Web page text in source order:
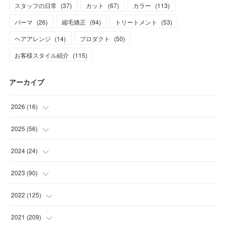
スタッフの日常 (37) カット (67) カラー (113)
パーマ (26) 縮毛矯正 (94) トリートメント (53)
ヘアアレンジ (14) プロダクト (50)
お客様スタイル紹介 (115)
アーカイブ
2026 (16)
(1
(1
(7
(7)
2025 (56)
(5
(11 )
(17
(15
2024 (24)
(1
(1)
(2)
2023 (90)
(12
(17
2022 (125)
(8)
2021 (209)